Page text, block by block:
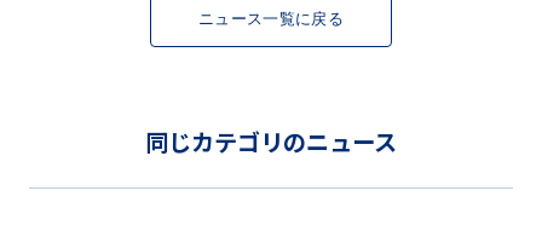
ニュース一覧に戻る
同じカテゴリのニュース